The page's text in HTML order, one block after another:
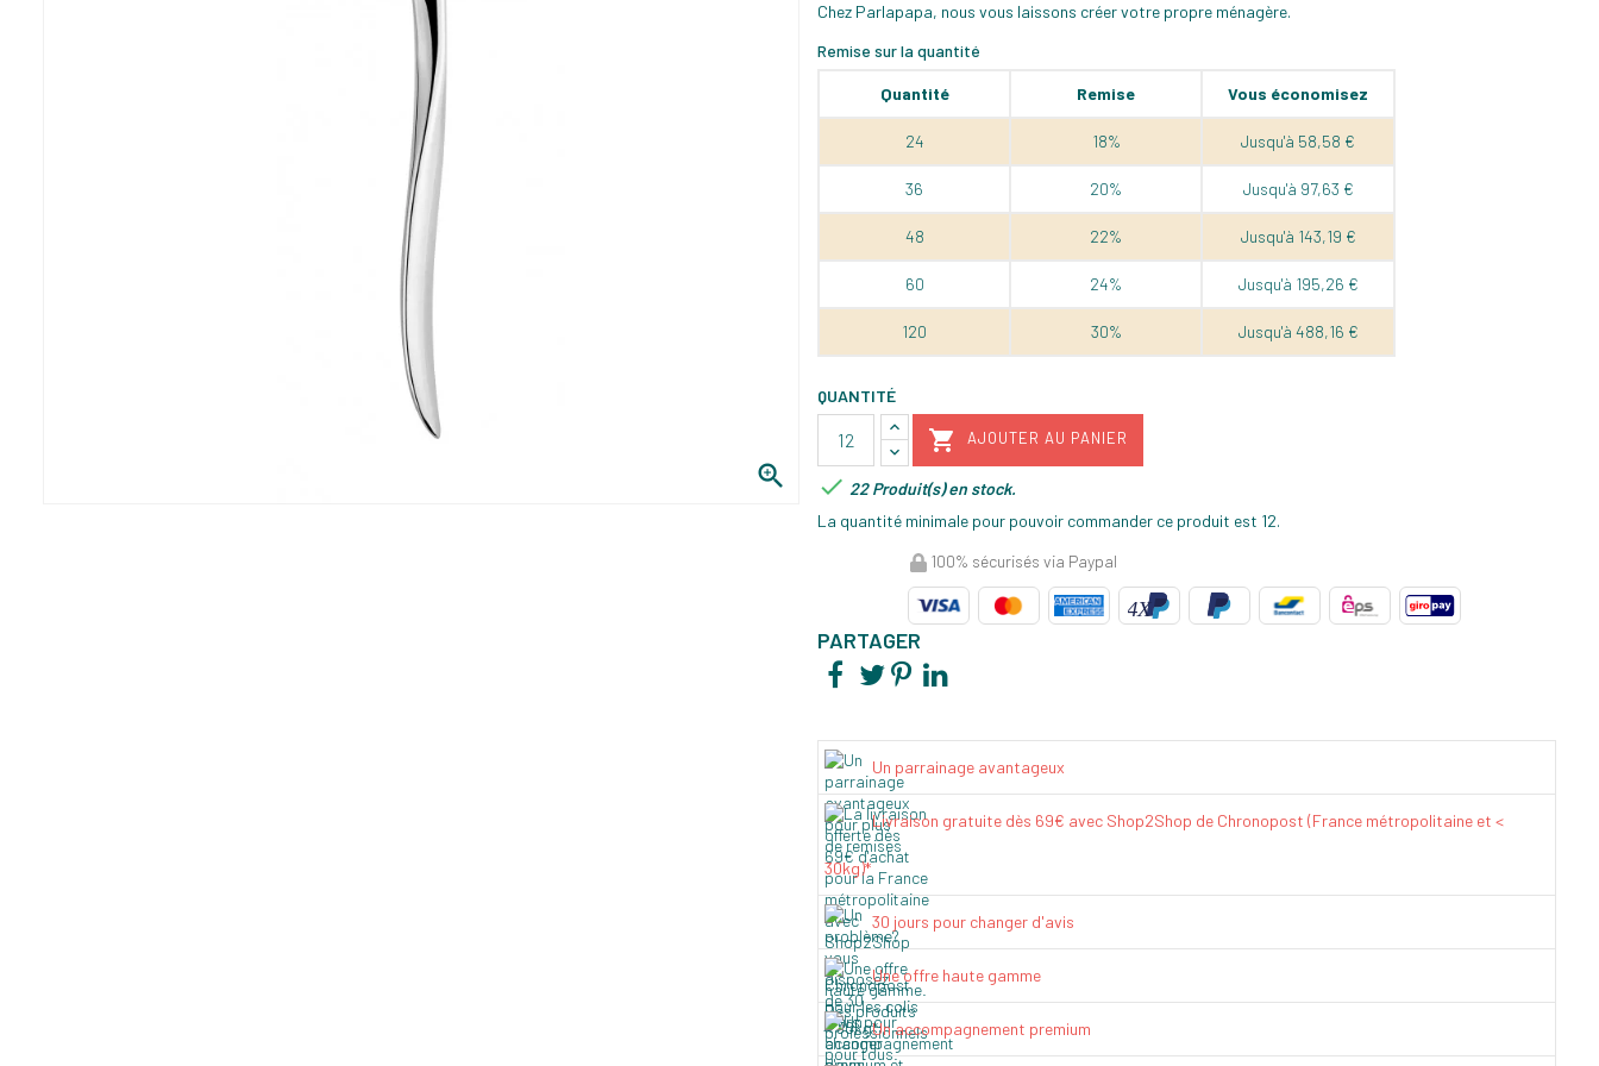

Chez Parlapapa, nous vous laissons créer votre propre ménagère.
Remise sur la quantité
Quantité Remise Vous économisez
24 18% Jusqu'à 58,58 €
36 20% Jusqu'à 97,63 €
48 22% Jusqu'à 143,19 €
60 24% Jusqu'à 195,26 €
120 30% Jusqu'à 488,16 €
QUANTITÉ
 AJOUTER AU PANIER
 22 Produit(s) en stock.
La quantité minimale pour pouvoir commander ce produit est 12.
100% sécurisés via Paypal
PARTAGER
Un parrainage avantageux
Livraison gratuite dès 69€ avec Shop2Shop de Chronopost (France métropolitaine et <
30kg)*
30 jours pour changer d'avis
Une offre haute gamme
Un accompagnement premium